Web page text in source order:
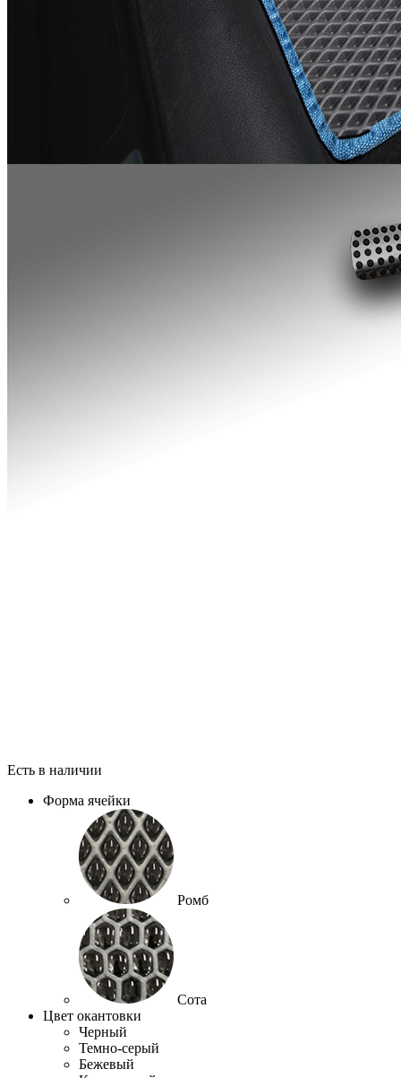
Есть в наличии
Форма ячейки
Ромб
Сота
Цвет окантовки
Черный
Темно-серый
Бежевый